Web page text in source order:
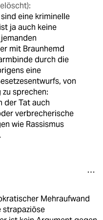
eine kriminelle
ja auch keine
mit Braunhemd
durch die
eine
von
sprechen:
der Tat auch
verbrecherische
wie Rassismus
Mehraufwand
strapaziöse